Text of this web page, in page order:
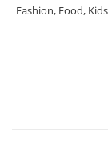
Fashion, Food,